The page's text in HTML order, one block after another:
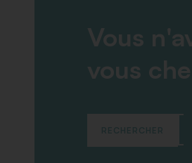
Vous
vous
RECHERCHER